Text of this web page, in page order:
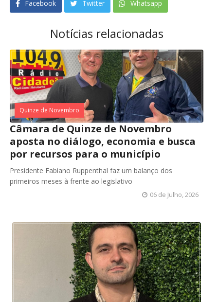
Facebook Twitter Whatsapp
Notícias relacionadas
Quinze de Novembro
Câmara de Quinze de Novembro
aposta no diálogo, economia e busca
por recursos para o município
Presidente Fabiano Ruppenthal faz um balanço dos
primeiros meses à frente ao legislativo
06 de Julho, 2026